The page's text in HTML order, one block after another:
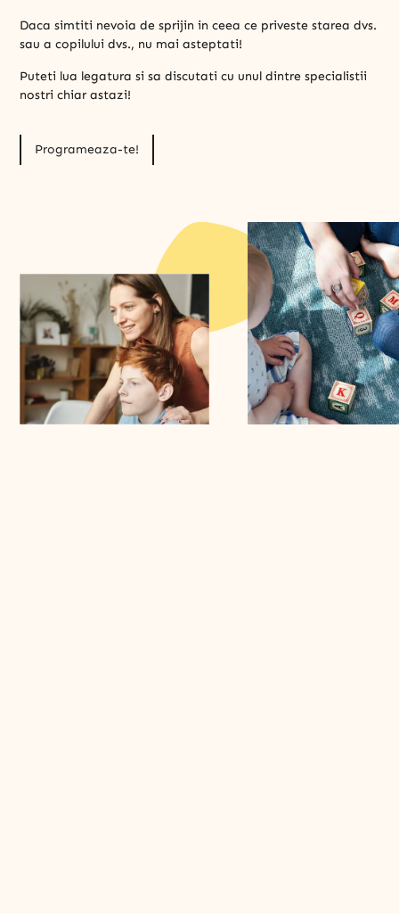
Daca simtiti nevoia de sprijin in ceea ce priveste starea dvs.
sau a copilului dvs., nu mai asteptati!
Puteti lua legatura si sa discutati cu unul dintre specialistii
nostri chiar astazi!
Programeaza-te!